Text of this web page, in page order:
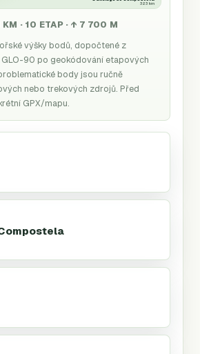
323 km
· 10 ETAP · ↑ 7 700 M
výšky bodů, dopočtené z
GLO-90 po geokódování etapových
body jsou ručně
nebo trekových zdrojů. Před
GPX/mapu.